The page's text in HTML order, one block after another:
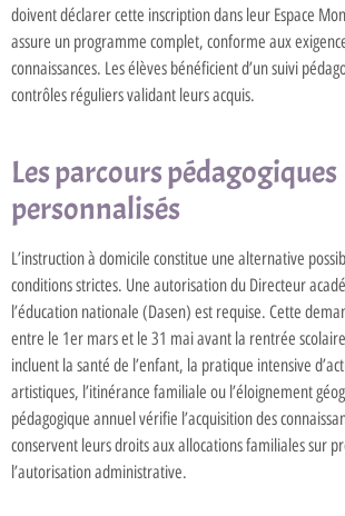
doivent déclarer cette inscription dans leur Espace Mon
assure un programme complet, conforme aux
connaissances. Les élèves bénéficient d’un suivi
contrôles réguliers validant leurs acquis.
Les parcours pédagogiques
personnalisés
L’instruction à domicile constitue une alternative
conditions strictes. Une autorisation du Directeur
l’éducation nationale (Dasen) est requise. Cette
entre le 1er mars et le 31 mai avant la rentrée
incluent la santé de l’enfant, la pratique intensive
artistiques, l’itinérance familiale ou l’éloignement
pédagogique annuel vérifie l’acquisition des
conservent leurs droits aux allocations familiales sur
l’autorisation administrative.